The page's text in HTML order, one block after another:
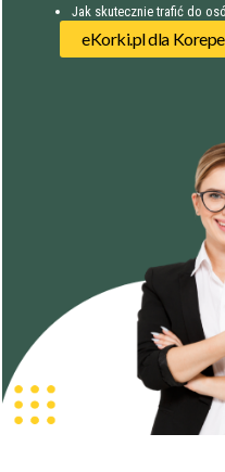
Jak skutecznie trafić do
eKorki.pl dla